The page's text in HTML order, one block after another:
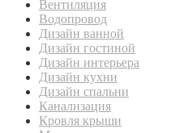
Вентиляция
Водопровод
Дизайн ванной
Дизайн гостиной
Дизайн интерьера
Дизайн кухни
Дизайн спальни
Канализация
Кровля крыши